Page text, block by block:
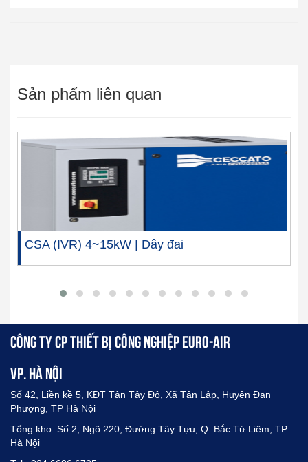
Sản phẩm liên quan
CSA (IVR) 4~15kW | Dây đai
CÔNG TY CP THIẾT BỊ CÔNG NGHIỆP EURO-AIR
VP. HÀ NỘI
Số 42, Liền kề 5, KĐT Tân Tây Đô, Xã Tân Lập, Huyện Đan
Phượng, TP Hà Nội
Tổng kho: Số 2, Ngõ 220, Đường Tây Tựu, Q. Bắc Từ Liêm, TP.
Hà Nội